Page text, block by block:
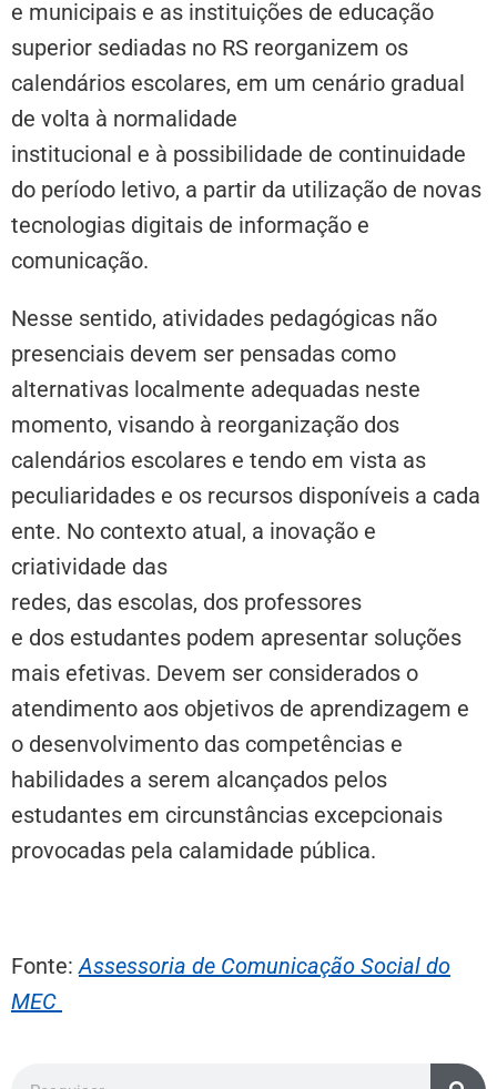
e municipais e as instituições de educação
superior sediadas no RS reorganizem os
calendários escolares, em um cenário gradual
de volta à normalidade
institucional e à possibilidade de continuidade
do período letivo, a partir da utilização de novas
tecnologias digitais de informação e
comunicação.
Nesse sentido, atividades pedagógicas não
presenciais devem ser pensadas como
alternativas localmente adequadas neste
momento, visando à reorganização dos
calendários escolares e tendo em vista as
peculiaridades e os recursos disponíveis a cada
ente. No contexto atual, a inovação e
criatividade das
redes, das escolas, dos professores
e dos estudantes podem apresentar soluções
mais efetivas. Devem ser considerados o
atendimento aos objetivos de aprendizagem e
o desenvolvimento das competências e
habilidades a serem alcançados pelos
estudantes em circunstâncias excepcionais
provocadas pela calamidade pública.
Fonte: Assessoria de Comunicação Social do
MEC